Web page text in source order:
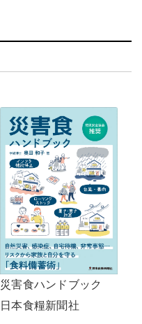
災害食ハンドブック
日本食糧新聞社